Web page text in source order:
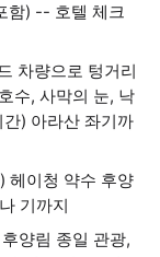
함) -- 호텔 체크
차량으로 텅거리
수, 사막의 눈, 낙
) 아라산 좌기까
헤이청 약수 후양
기까지
양림 종일 관광,